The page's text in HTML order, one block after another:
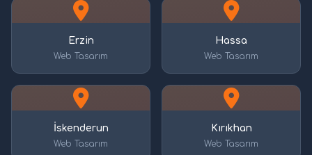
Erzin
Web Tasarım
Hassa
Web Tasarım
İskenderun
Web Tasarım
Kırıkhan
Web Tasarım